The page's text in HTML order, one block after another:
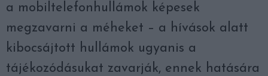
a mobiltelefonhullámok képesek
megzavarni a méheket – a hívások alatt
kibocsájtott hullámok ugyanis a
tájékozódásukat zavarják, ennek hatására